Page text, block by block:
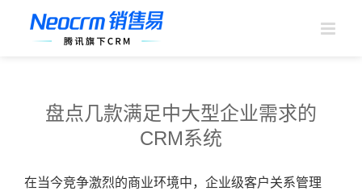
盘点几款满足中大型企业需求的
CRM系统
在当今竞争激烈的商业环境中，企业级客户关系管理